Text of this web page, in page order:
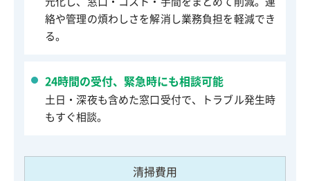
絡や管理の煩わしさを解消し業務負担を軽減でき
る。
24時間の受付、緊急時にも相談可能
土日・深夜も含めた窓口受付で、トラブル発生時
もすぐ相談。
清掃費用